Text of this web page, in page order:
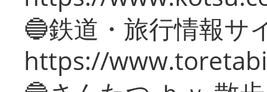
🔵鉄道・旅行情報サ
https://